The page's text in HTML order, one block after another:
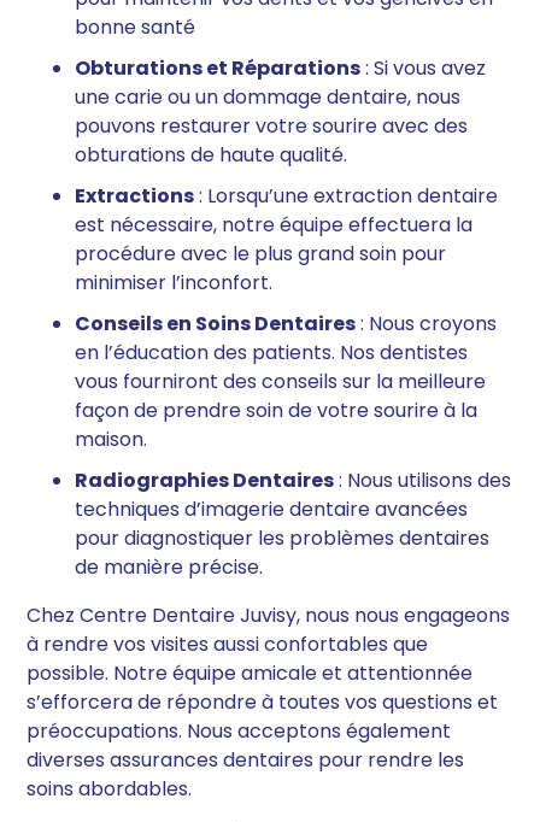
bonne santé
Obturations et Réparations: Si vous avez
une carie ou un dommage dentaire, nous
pouvons restaurer votre sourire avec des
obturations de haute qualité.
Extractions: Lorsqu’une extraction dentaire
est nécessaire, notre équipe effectuera la
procédure avec le plus grand soin pour
minimiser l’inconfort.
Conseils en Soins Dentaires: Nous croyons
en l’éducation des patients. Nos dentistes
vous fourniront des conseils sur la meilleure
façon de prendre soin de votre sourire à la
maison.
Radiographies Dentaires: Nous utilisons des
techniques d’imagerie dentaire avancées
pour diagnostiquer les problèmes dentaires
de manière précise.
Chez Centre Dentaire Juvisy, nous nous engageons
à rendre vos visites aussi confortables que
possible. Notre équipe amicale et attentionnée
s’efforcera de répondre à toutes vos questions et
préoccupations. Nous acceptons également
diverses assurances dentaires pour rendre les
soins abordables.